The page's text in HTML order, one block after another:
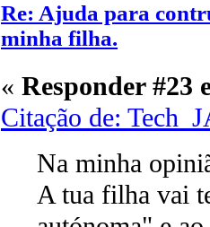
Re: Ajuda para
minha filha.
« Responder #23
Citação de:
Na minha
A tua filha vai